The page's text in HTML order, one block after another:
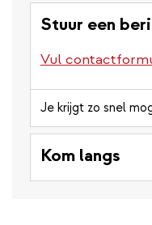
Stuur een
Vul
Je krijgt zo snel
Kom langs